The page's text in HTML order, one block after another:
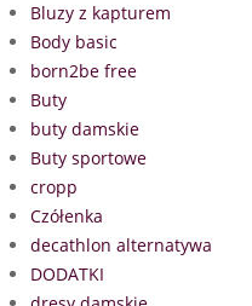
Bluzy z kapturem
Body basic
born2be free
Buty
buty damskie
Buty sportowe
cropp
Czółenka
decathlon alternatywa
DODATKI